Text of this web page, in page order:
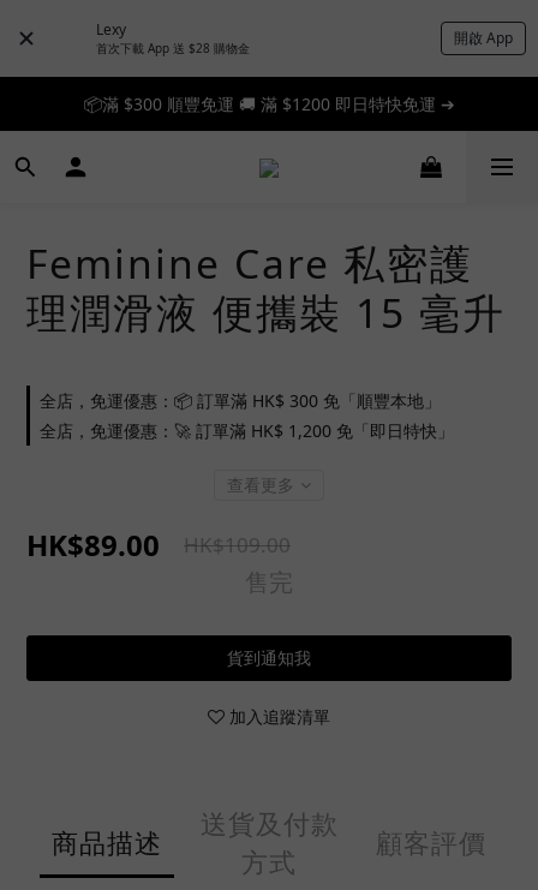
Lexy
首次下載 App 送 $28 購物金 開啟 App
📦滿 $300 順豐免運 🚚 滿 $1200 即日特快免運 ➔
📦滿 $300 順豐免運 🚚 滿 $1200 即日特快免運 ➔
🎉 新人首單享 88 折，快來領券加入！➔
Feminine Care 私密護
理潤滑液 便攜裝 15 毫升
全店，免運優惠：📦 訂單滿 HK$ 300 免「順豐本地」
全店，免運優惠：🚀 訂單滿 HK$ 1,200 免「即日特快」
查看更多
HK$89.00 HK$109.00
售完
貨到通知我
加入追蹤清單
商品描述
送貨及付款
方式
顧客評價